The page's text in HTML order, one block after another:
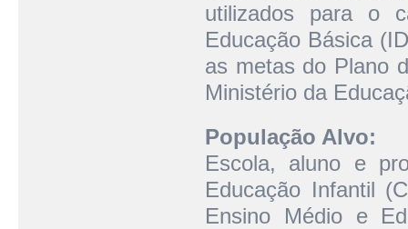
utilizados para o
Educação Básica
as metas do Plano
Ministério da
População Alvo:
Escola, aluno e
Educação Infantil
Ensino Médio e